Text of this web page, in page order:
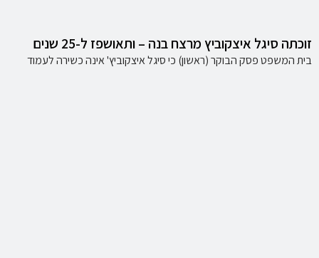
זוכתה סיגל איצקוביץ מרצח בנה – ותאושפז ל-25 שנים
בית המשפט פסק הבוקר (ראשון) כי סיגל איצקוביץ' אינה כשירה לעמוד